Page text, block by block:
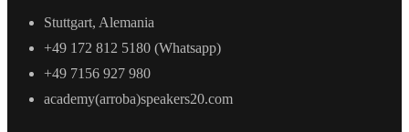
Stuttgart, Alemania
+49 172 812 5180 (Whatsapp)
+49 7156 927 980
academy(arroba)speakers20.com